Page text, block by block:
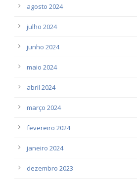
agosto 2024
julho 2024
junho 2024
maio 2024
abril 2024
março 2024
fevereiro 2024
janeiro 2024
dezembro 2023